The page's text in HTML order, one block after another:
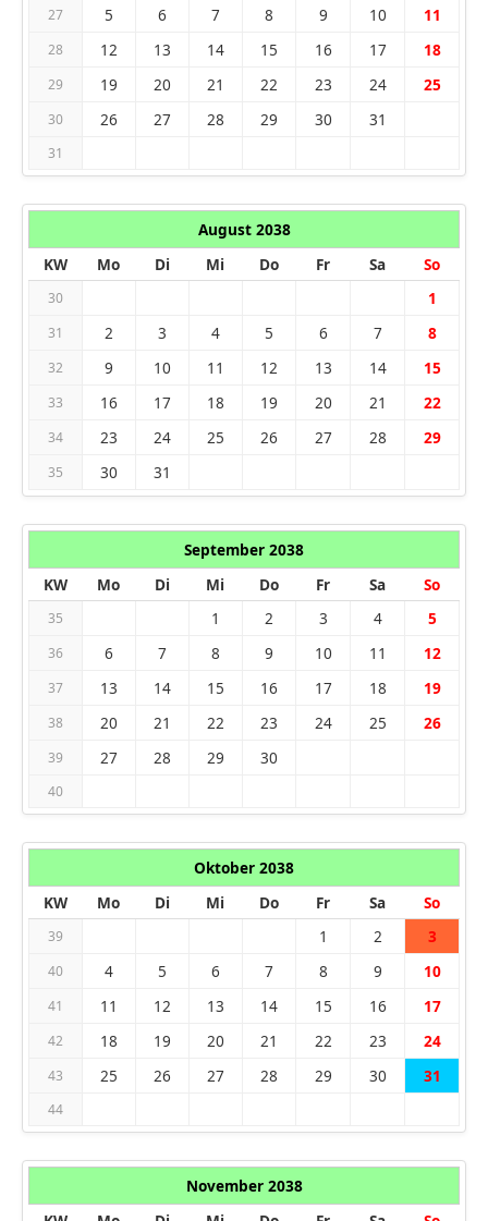
27 5 6 7 8 9 10 11
28 12 13 14 15 16 17 18
29 19 20 21 22 23 24 25
30 26 27 28 29 30 31
31
August 2038
KW
Mo Di Mi Do Fr Sa So
30 1
31 2 3 4 5 6 7 8
32 9 10 11 12 13 14 15
33 16 17 18 19 20 21 22
34 23 24 25 26 27 28 29
35 30 31
September 2038
KW
Mo Di Mi Do Fr Sa So
35 1 2 3 4 5
36 6 7 8 9 10 11 12
37 13 14 15 16 17 18 19
38 20 21 22 23 24 25 26
39 27 28 29 30
40
Oktober 2038
KW
Mo Di Mi Do Fr Sa So
39 1 2 3
40 4 5 6 7 8 9 10
41 11 12 13 14 15 16 17
42 18 19 20 21 22 23 24
43 25 26 27 28 29 30 31
44
November 2038